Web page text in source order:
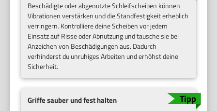
Beschädigte oder abgenutzte Schleifscheiben können
Vibrationen verstärken und die Standfestigkeit erheblich
verringern. Kontrolliere deine Scheiben vor jedem
Einsatz auf Risse oder Abnutzung und tausche sie bei
Anzeichen von Beschädigungen aus. Dadurch
verhinderst du unruhiges Arbeiten und erhöhst deine
Sicherheit.
Griffe sauber und fest halten